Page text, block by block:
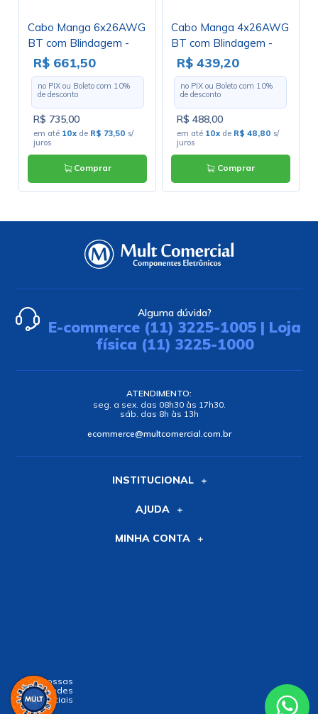
Cabo Manga 6x26AWG
BT com Blindagem -
Rolo com 100 Metros
R$ 661,50
no PIX ou Boleto com 10%
de desconto
R$ 735,00
em até 10x de R$ 73,50 s/
juros
Comprar
Cabo Manga 4x26AWG
BT com Blindagem -
Rolo com 100 Metros
R$ 439,20
no PIX ou Boleto com 10%
de desconto
R$ 488,00
em até 10x de R$ 48,80 s/
juros
Comprar
Alguma dúvida?
E-commerce (11) 3225-1005 | Loja
física (11) 3225-1000
ATENDIMENTO:
seg. a sex. das 08h30 às 17h30.
sáb. das 8h às 13h
ecommerce@multcomercial.com.br
INSTITUCIONAL
AJUDA
MINHA CONTA
Siga nossas
Redes
Sociais